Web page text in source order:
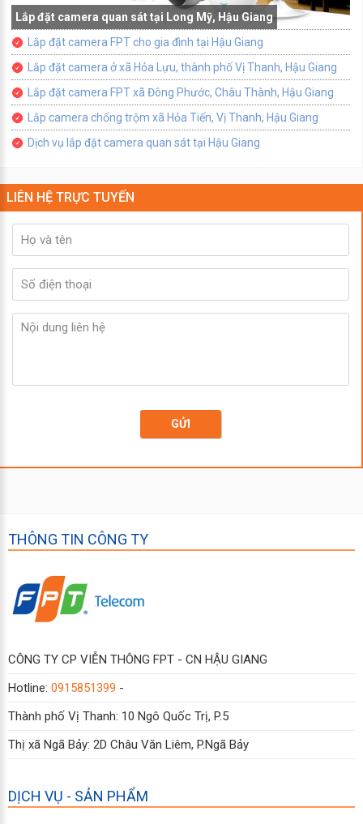
Lắp đặt camera quan sát tại Long Mỹ, Hậu Giang
Lắp đặt camera FPT cho gia đình tại Hậu Giang
Lắp đặt camera ở xã Hỏa Lựu, thành phố Vị Thanh, Hậu Giang
Lắp đặt camera FPT xã Đông Phước, Châu Thành, Hậu Giang
Lắp camera chống trộm xã Hỏa Tiến, Vị Thanh, Hậu Giang
Dịch vụ lắp đặt camera quan sát tại Hậu Giang
LIÊN HỆ TRỰC TUYẾN
GỬI
THÔNG TIN CÔNG TY
CÔNG TY CP VIỄN THÔNG FPT - CN HẬU GIANG
Hotline: 0915851399 -
Thành phố Vị Thanh: 10 Ngô Quốc Trị, P.5
Thị xã Ngã Bảy: 2D Châu Văn Liêm, P.Ngã Bảy
DỊCH VỤ - SẢN PHẨM